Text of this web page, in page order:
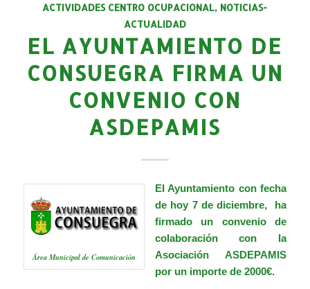
ACTIVIDADES CENTRO OCUPACIONAL, NOTICIAS-
ACTUALIDAD
EL AYUNTAMIENTO DE
CONSUEGRA FIRMA UN
CONVENIO CON
ASDEPAMIS
Área Municipal de Comunicación
El Ayuntamiento con fecha
de hoy 7 de diciembre, ha
firmado un convenio de
colaboración con la
AsociaciónASDEPAMIS
por un importe de 2000€.